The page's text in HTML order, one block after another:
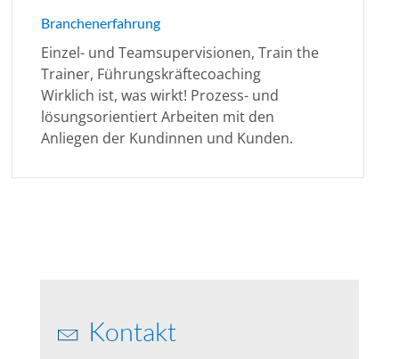
Branchenerfahrung
Einzel- und Teamsupervisionen, Train the
Trainer, Führungskräftecoaching
Wirklich ist, was wirkt! Prozess- und
lösungsorientiert Arbeiten mit den
Anliegen der Kundinnen und Kunden.
Kontakt